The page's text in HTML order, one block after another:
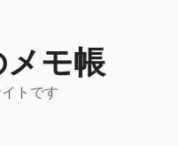
モ帳
トです